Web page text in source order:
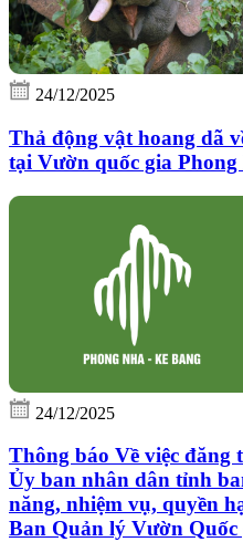
24/12/2025
Thả động vật hoang dã
tại Vườn quốc gia Phong
24/12/2025
Thông báo Về việc đăng
Ủy ban nhân dân tỉnh
năng, nhiệm vụ, quyền
Ban Quản lý Vườn